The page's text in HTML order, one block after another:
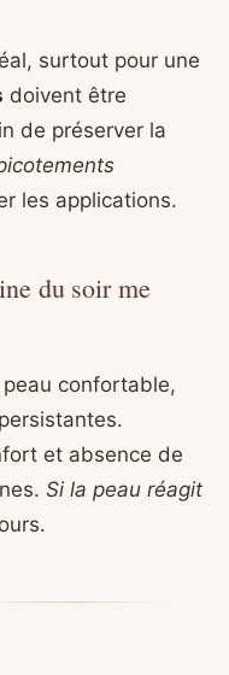
surtout pour une
doivent être
de préserver la
les applications.
du soir me
confortable,
et absence de
Si la peau réagit